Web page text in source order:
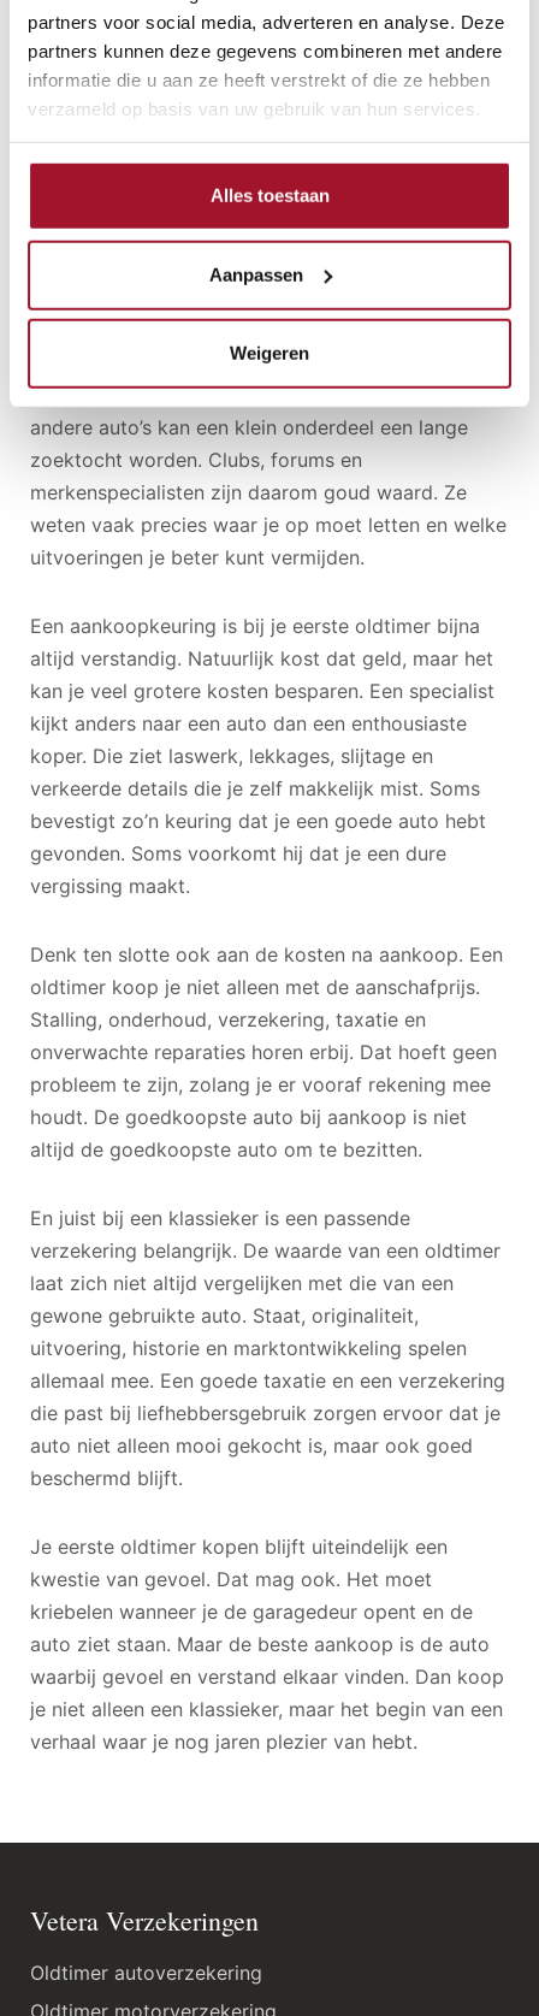
partners voor social media, adverteren en analyse. Deze
partners kunnen deze gegevens combineren met andere
informatie die u aan ze heeft verstrekt of die ze hebben
verzameld op basis van uw gebruik van hun services.
Alles toestaan
Aanpassen
Weigeren
auto warm te laten worden. Let op hoe de motor
start, schakelt, remt en stuurt. Kijk of de
temperatuur stabiel blijft, of de auto rechtuit rijdt en
warm is. Een klassieker hoeft niet als een moderne
auto te rijden, maar hij moet wel logisch en
betrouwbaar aanvoelen.
Sommige klassiekers zijn verrassend eenvoudig in
leven te houden, omdat onderdelen goed
verkrijgbaar zijn en er veel kennis bestaat. Bij
andere auto’s kan een klein onderdeel een lange
zoektocht worden. Clubs, forums en
merkenspecialisten zijn daarom goud waard. Ze
weten vaak precies waar je op moet letten en welke
uitvoeringen je beter kunt vermijden.
Een aankoopkeuring is bij je eerste oldtimer bijna
altijd verstandig. Natuurlijk kost dat geld, maar het
kan je veel grotere kosten besparen. Een specialist
kijkt anders naar een auto dan een enthousiaste
koper. Die ziet laswerk, lekkages, slijtage en
verkeerde details die je zelf makkelijk mist. Soms
bevestigt zo’n keuring dat je een goede auto hebt
gevonden. Soms voorkomt hij dat je een dure
vergissing maakt.
Denk ten slotte ook aan de kosten na aankoop. Een
oldtimer koop je niet alleen met de aanschafprijs.
Stalling, onderhoud, verzekering, taxatie en
onverwachte reparaties horen erbij. Dat hoeft geen
probleem te zijn, zolang je er vooraf rekening mee
houdt. De goedkoopste auto bij aankoop is niet
altijd de goedkoopste auto om te bezitten.
En juist bij een klassieker is een passende
verzekering belangrijk. De waarde van een oldtimer
laat zich niet altijd vergelijken met die van een
gewone gebruikte auto. Staat, originaliteit,
uitvoering, historie en marktontwikkeling spelen
allemaal mee. Een goede taxatie en een verzekering
die past bij liefhebbersgebruik zorgen ervoor dat je
auto niet alleen mooi gekocht is, maar ook goed
beschermd blijft.
Je eerste oldtimer kopen blijft uiteindelijk een
kwestie van gevoel. Dat mag ook. Het moet
kriebelen wanneer je de garagedeur opent en de
auto ziet staan. Maar de beste aankoop is de auto
waarbij gevoel en verstand elkaar vinden. Dan koop
je niet alleen een klassieker, maar het begin van een
verhaal waar je nog jaren plezier van hebt.
Vetera Verzekeringen
Oldtimer autoverzekering
Oldtimer motorverzekering